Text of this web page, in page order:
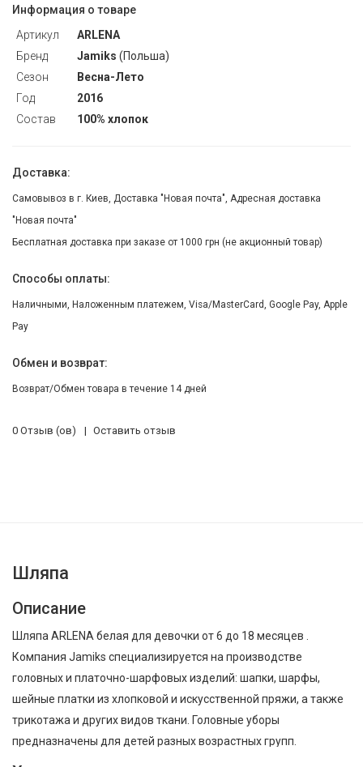
Информация о товаре
Артикул
ARLENA
Бренд
Jamiks (Польша)
Сезон
Весна-Лето
Год
2016
Состав
100% хлопок
Доставка:
Самовывоз в г. Киев, Доставка "Новая почта", Адресная доставка
"Новая почта"
Бесплатная доставка при заказе от 1000 грн (не акционный товар)
Способы оплаты:
Наличными, Наложенным платежем, Visa/MasterCard, Google Pay, Apple
Pay
Обмен и возврат:
Возврат/Обмен товара в течение 14 дней
0 Отзыв (ов) Оставить отзыв
Шляпа
Описание
Шляпа ARLENA белая для девочки от 6 до 18 месяцев .
Компания Jamiks специализируется на производстве
головных и платочно-шарфовых изделий: шапки, шарфы,
шейные платки из хлопковой и искусственной пряжи, а также
трикотажа и других видов ткани. Головные уборы
предназначены для детей разных возрастных групп.